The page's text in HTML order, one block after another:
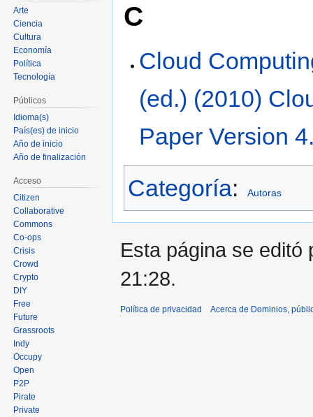
C
Cloud
(ed.) (2010)
Paper Version
Categoría: Autoras
Arte
Ciencia
Cultura
Economía
Política
Tecnología
Públicos
Idioma(s)
País(es) de inicio
Año de inicio
Año de finalización
Acceso
Citizen
Collaborative
Commons
Co-ops
Crisis
Crowd
Crypto
DIY
Free
Future
Grassroots
Indy
Occupy
Open
P2P
Pirate
Private
Esta página se editó
21:28.
Política de privacidad Acerca de Dominios,